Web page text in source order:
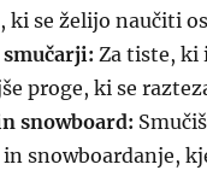
ki se želijo naučiti
Za tiste, ki
proge, ki se
snowboard:
in snowboardanje,